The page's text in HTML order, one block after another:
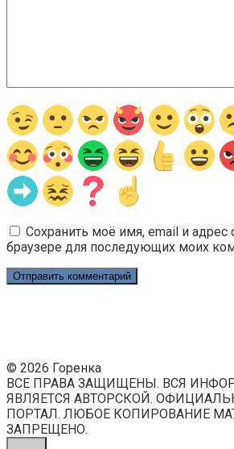
Сохранить моё имя, email и адрес
браузере для последующих моих
© 2026 Горенка
ВСЕ ПРАВА ЗАЩИЩЕНЫ. ВСЯ
ЯВЛЯЕТСЯ АВТОРСКОЙ.
ПОРТАЛ. ЛЮБОЕ КОПИРОВАНИЕ
ЗАПРЕЩЕНО.